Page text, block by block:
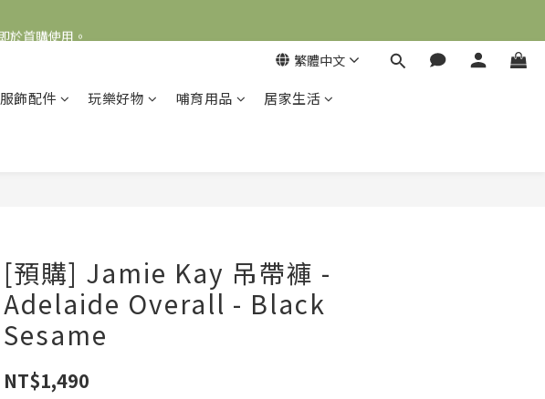
繁體中文
服飾配件 玩樂好物 哺育用品 居家生活
[預購] Jamie Kay 吊帶褲 -
Adelaide Overall - Black
Sesame
NT$1,490